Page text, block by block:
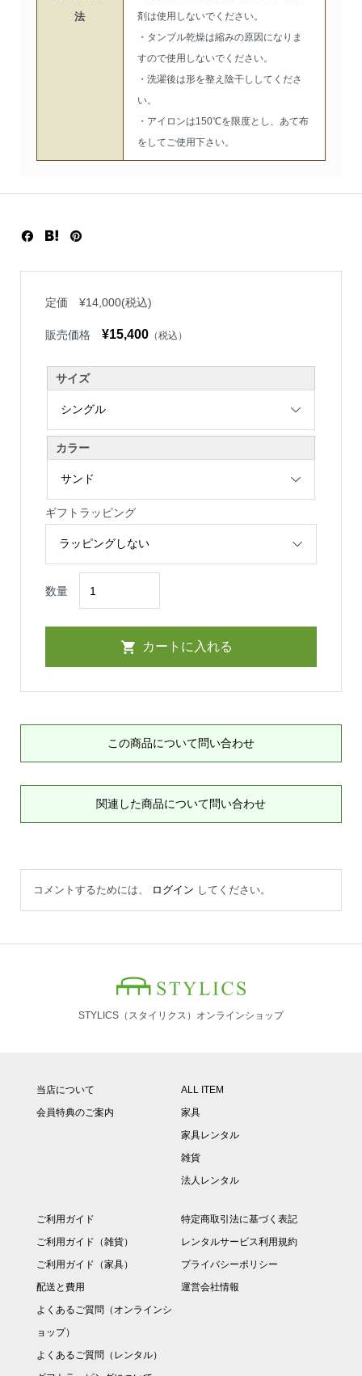
法
剤は使用しないでください。
・タンブル乾燥は縮みの原因になりま
すので使用しないでください。
・洗濯後は形を整え陰干ししてくださ
い。
・アイロンは150℃を限度とし、あて布
をしてご使用下さい。
定価 ¥14,000(税込)
販売価格 ¥15,400（税込）
サイズ
カラー
ギフトラッピング
数量
この商品について問い合わせ
関連した商品について問い合わせ
コメントするためには、 ログイン してください。
STYLICS（スタイリクス）オンラインショップ
当店について
会員特典のご案内
ALL ITEM
家具
家具レンタル
雑貨
法人レンタル
ご利用ガイド
ご利用ガイド（雑貨）
ご利用ガイド（家具）
配送と費用
よくあるご質問（オンラインシ
ョップ）
よくあるご質問（レンタル）
特定商取引法に基づく表記
レンタルサービス利用規約
プライバシーポリシー
運営会社情報